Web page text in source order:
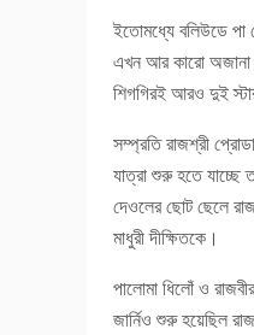
ইতোমধ্যে বলিউডে পা
এখন আর কারো অজানা
শিগগিরই আরও দুই
সম্প্রতি রাজশ্রী
যাত্রা শুরু হতে যাচ্ছে
দেওলের ছোট ছেলে
মাধুরী দীক্ষিতকে।
পালোমা ধিলোঁ ও
জার্নিও শুরু হয়েছিল